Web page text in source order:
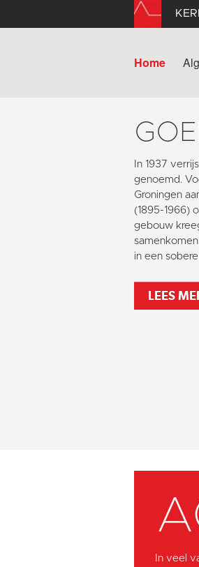
Home
In 1937
genoemd.
Groningen
(1895-1966)
gebouw
in een
LEES
In veel